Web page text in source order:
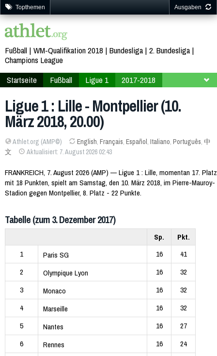
Topthemen Ausgaben
Fußball WM-Qualifikation 2018 Bundesliga 2. Bundesliga
Champions League
Startseite
Fußball Ligue 1
2017-2018
Ligue 1 : Lille - Montpellier (10.
März 2018, 20.00)
Athlet.org (AMP©) English, Français, Español, Italiano, Português, 中
文
Aktualisiert: 7. August 2026 02:43
FRANKREICH, 7. August 2026 (AMP) — Ligue 1 : Lille, momentan 17. Platz
mit 18 Punkten, spielt am Samstag, den 10. März 2018, im Pierre-Mauroy-
Stadion gegen Montpellier, 8. Platz - 22 Punkte.
Tabelle (zum 3. Dezember 2017)
Sp.
Pkt.
1
Paris SG 16
41
2
Olympique Lyon 16
32
3
Monaco 16
32
4
Marseille 16
32
5
Nantes 16
27
6
Rennes 16
24